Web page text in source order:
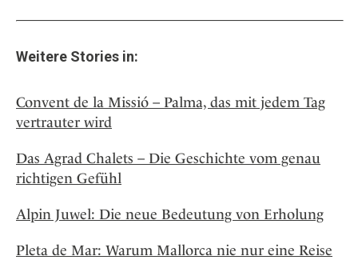
Mexico
Österreich
Schweiz
USA
Persönlichkeiten
Kontakt
Impressum
Weitere Stories in:
Convent de la Missió – Palma, das mit jedem Tag
vertrauter wird
Das Agrad Chalets – Die Geschichte vom genau
richtigen Gefühl
Alpin Juwel: Die neue Bedeutung von Erholung
Pleta de Mar: Warum Mallorca nie nur eine Reise